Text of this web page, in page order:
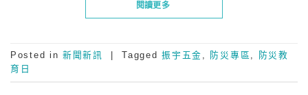
閱讀更多
Posted in 新聞新訊 Tagged振宇五金 防災專區
防災教
育日